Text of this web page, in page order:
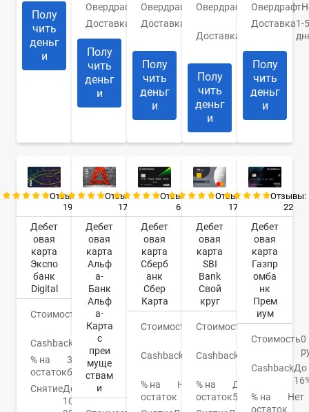
Полу
чить
деньг
и
Овердрафт
Нет
Доставка
Курьером
Полу
чить
деньг
и
Овердрафт
Нет
Доставка
отделение
Полу
чить
деньг
и
Овердрафт
0
руб.
Доставка
Полу
чить
деньг
и
Овердрафт
Доставка1-5
Полу
чить
деньг
и
Отзывы:
19
Дебет
овая
карта
Экспо
банк
Digital
Стоимость
руб.
Cashback
Бонусы
% на
остаток
3%
бонусами
СнятиеДо
100
Отзывы:
17
Дебет
овая
карта
Альф
а-
Банк
Альф
а-
Карта
с
преи
муще
ствам
и
Отзывы:
6
Дебет
овая
карта
Сберб
анк
Сбер
Карта
Стоимость
Cashback
До
% на
остаток
Нет
Отзывы:
17
Дебет
овая
карта
SBI
Bank
Свой
круг
Стоимость0
руб.
Cashback
10%
% на
остаток
До
5,5%
Отзывы:
22
Дебет
овая
карта
Газпр
омба
нк
Прем
иум
Стоимость0
CashbackДо
% на
остаток
Нет